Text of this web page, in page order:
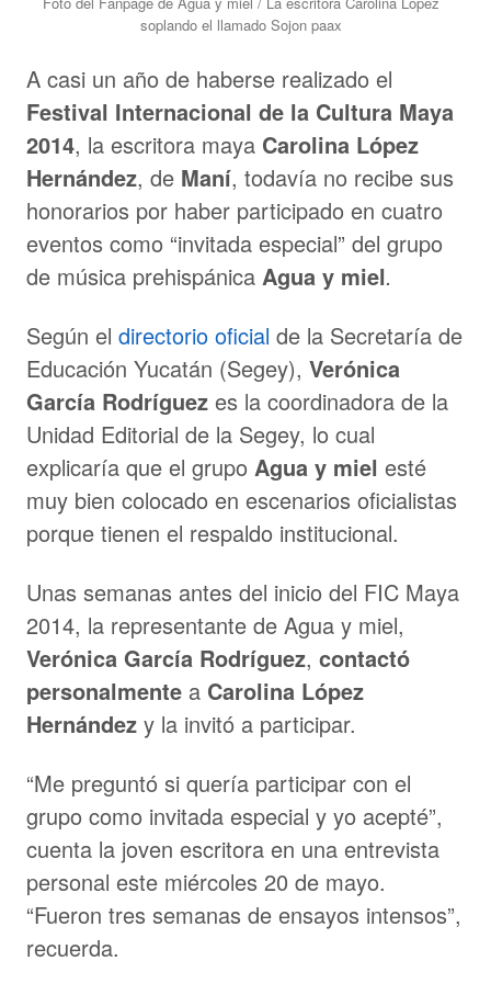
soplando el llamado Sojon paax
A casi un año de haberse realizado el
Festival Internacional de la Cultura Maya
2014, la escritora maya Carolina López
Hernández, de Maní, todavía no recibe sus
honorarios por haber participado en cuatro
eventos como “invitada especial” del grupo
de música prehispánica Agua y miel.
Según el directorio oficial de la Secretaría de
Educación Yucatán (Segey), Verónica
García Rodríguez es la coordinadora de la
Unidad Editorial de la Segey, lo cual
explicaría que el grupo Agua y miel esté
muy bien colocado en escenarios oficialistas
porque tienen el respaldo institucional.
Unas semanas antes del inicio del FIC Maya
2014, la representante de Agua y miel,
Verónica García Rodríguez, contactó
personalmente a Carolina López
Hernández y la invitó a participar.
“Me preguntó si quería participar con el
grupo como invitada especial y yo acepté”,
cuenta la joven escritora en una entrevista
personal este miércoles 20 de mayo.
“Fueron tres semanas de ensayos intensos”,
recuerda.